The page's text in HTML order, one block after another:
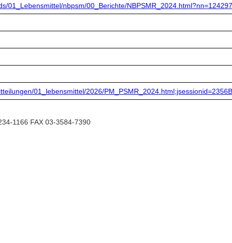
01_Lebensmittel/nbpsm/00_Berichte/
01_lebensmittel/2026/
1166 FAX 03-3584-7390